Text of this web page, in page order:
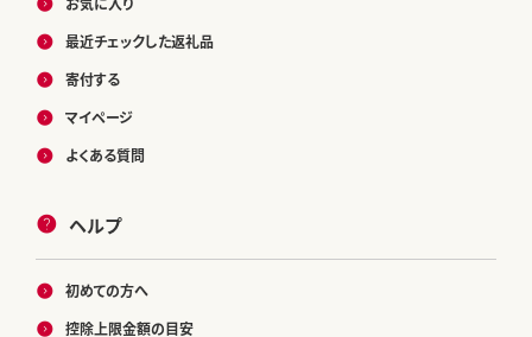
最近チェックした返礼品
寄付する
マイページ
よくある質問
ヘルプ
初めての方へ
控除上限金額の目安